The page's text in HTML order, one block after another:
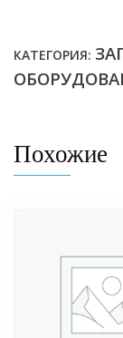
КАТЕГОРИЯ:
Похожие